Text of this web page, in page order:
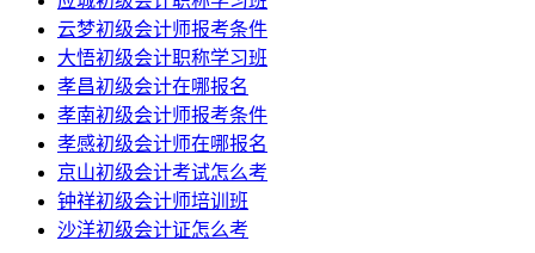
云梦初级会计师报考条件
大悟初级会计职称学习班
孝昌初级会计在哪报名
孝南初级会计师报考条件
孝感初级会计师在哪报名
京山初级会计考试怎么考
钟祥初级会计师培训班
沙洋初级会计证怎么考